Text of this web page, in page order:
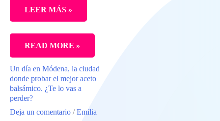
LEER MÁS »
LO
MEJOR
DE
PARMA,
LA
MEJOR
READ MORE »
Un día en Módena, la ciudad
donde probar el mejor aceto
balsámico. ¿Te lo vas a
perder?
Deja un comentario /Emilia